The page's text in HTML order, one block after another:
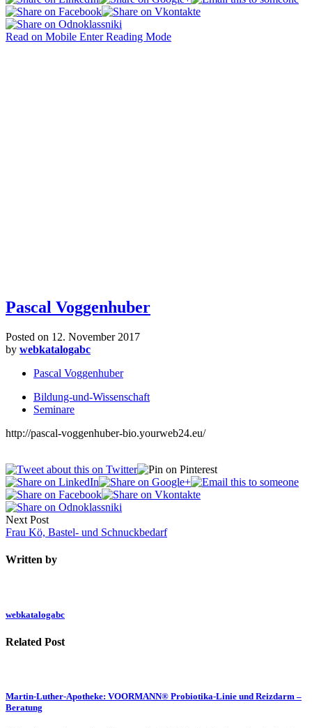
Read on Mobile Enter Reading Mode
Pascal Voggenhuber
Posted on 12. November 2017
by webkatalogabc
Pascal Voggenhuber
Bildung-und-Wissenschaft
Seminare
http://pascal-voggenhuber-bio.yourweb24.eu/
Next Post
Frau Kö, Bastel- und Schnuckbedarf
Written by
webkatalogabc
Related Post
Martin-Luther-Apotheke: VOORMANN® Probiotika-Linie und Reizdarm –
Beratung